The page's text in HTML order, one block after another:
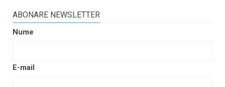
ABONARE NEWSLETTER
Nume
E-mail